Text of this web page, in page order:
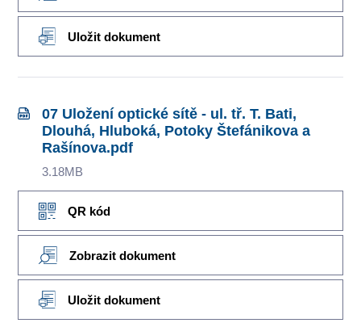
Uložit dokument
07 Uložení optické sítě - ul. tř. T. Bati,
Dlouhá, Hluboká, Potoky Štefánikova a
Rašínova.pdf
3.18MB
QR kód
Zobrazit dokument
Uložit dokument